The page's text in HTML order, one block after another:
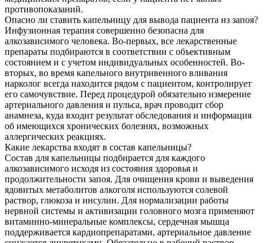
противопоказаний.
Опасно ли ставить капельницу для вывода пациента из запоя?
Инфузионная терапия совершенно безопасна для
алкозависимого человека. Во-первых, все лекарственные
препараты подбираются в соответствии с объективным
состоянием и с учетом индивидуальных особенностей. Во-
вторых, во время капельного внутривенного вливания
нарколог всегда находится рядом с пациентом, контролирует
его самочувствие. Перед процедурой обязательно измерение
артериального давления и пульса, врач проводит сбор
анамнеза, куда входит результат обследования и информация
об имеющихся хронических болезнях, возможных
аллергических реакциях.
Какие лекарства входят в состав капельницы?
Состав для капельницы подбирается для каждого
алкозависимого исходя из состояния здоровья и
продолжительности запоя. Для очищения крови и выведения
ядовитых метаболитов алкоголя используются солевой
раствор, глюкоза и инсулин. Для нормализации работы
нервной системы и активизации головного мозга применяют
витаминно-минеральные комплексы, сердечная мышца
поддерживается кардиопрепаратами, артериальное давление